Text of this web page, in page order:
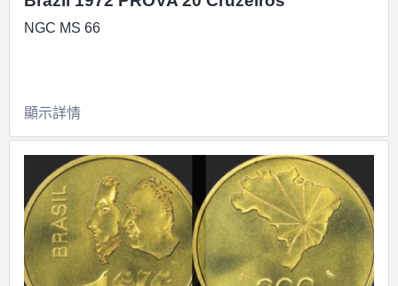
NGC MS 66
顯示詳情